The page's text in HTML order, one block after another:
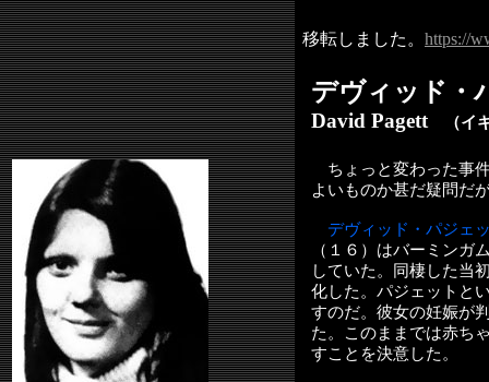
移転しました。 https://
デヴィッド・
David Pagett （イ
ちょっと変わった事
よいものか甚だ疑問だ
デヴィッド・パジェ
（１６）はバーミンガ
していた。同棲した当
化した。パジェットと
すのだ。彼女の妊娠が
た。このままでは赤ち
すことを決意した。